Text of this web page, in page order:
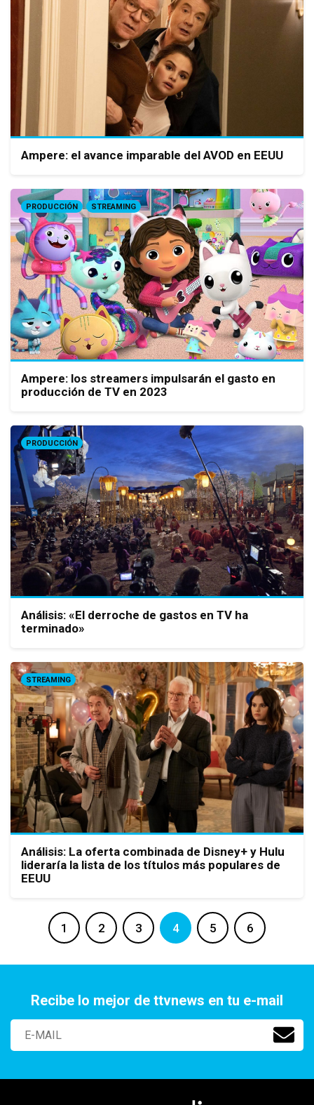
Ampere: el avance imparable del AVOD en EEUU
PRODUCCIÓN STREAMING
Ampere: los streamers impulsarán el gasto en
producción de TV en 2023
PRODUCCIÓN
Análisis: «El derroche de gastos en TV ha
terminado»
STREAMING
Análisis: La oferta combinada de Disney+ y Hulu
lideraría la lista de los títulos más populares de
EEUU
1 2 3 4 5 6
Recibe lo mejor de ttvnews en tu e-mail